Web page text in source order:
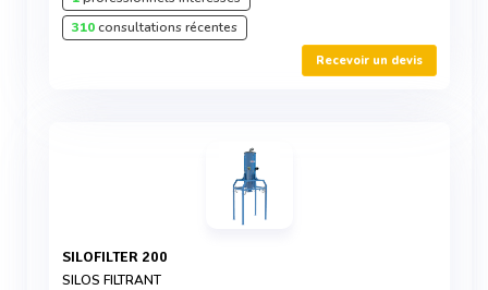
310consultations récentes
Recevoir un devis
SILOFILTER 200
SILOS FILTRANT